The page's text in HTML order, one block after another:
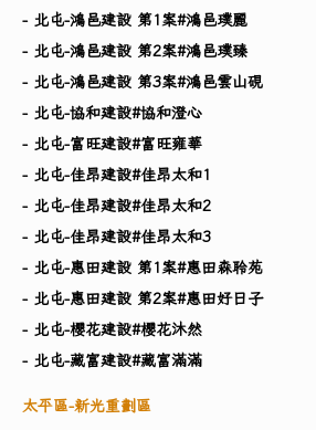
- 北屯-鴻邑建設 第1案#鴻邑璞麗
- 北屯-鴻邑建設 第2案#鴻邑璞臻
- 北屯-鴻邑建設 第3案#鴻邑雲山硯
- 北屯-協和建設#協和澄心
- 北屯-富旺建設#富旺雍華
- 北屯-佳昂建設#佳昂太和1
- 北屯-佳昂建設#佳昂太和2
- 北屯-佳昂建設#佳昂太和3
- 北屯-惠田建設 第1案#惠田森聆苑
- 北屯-惠田建設 第2案#惠田好日子
- 北屯-櫻花建設#櫻花沐然
- 北屯-藏富建設#藏富滿滿
太平區-新光重劃區